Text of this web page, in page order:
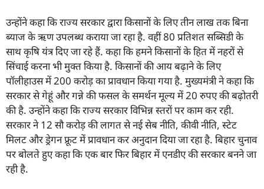
उन्होंने कहा कि राज्य सरकार द्वारा किसानों के लिए तीन लाख तक बिना
ब्याज के ऋण उपलब्ध कराया जा रहा है. वहीं 80 प्रतिशत सब्सिडी के
साथ कृषि यंत्र दिए जा रहे हैं. कहा कि हमने किसानों के हित में नहरों से
सिंचाई करना भी मुक्त किया है. किसानों की आय बढ़ाने के लिए
पॉलीहाउस में 200 करोड़ का प्रावधान किया गया है. मुख्यमंत्री ने कहा कि
सरकार से गेहूं और गन्ने की फसल के समर्थन मूल्य में 20 रुपए की बढ़ोतरी
की है. उन्होंने कहा कि राज्य सरकार विभिन्न स्तरों पर काम कर रही.
सरकार ने 12 सौ करोड़ की लागत से नई सेब नीति, कीवी नीति, स्टेट
मिलट और ड्रेगन फ्रूट में प्रावधान कर अनुदान दिया जा रहा है. बिहार चुनाव
पर बोलते हुए कहा कि एक बार फिर बिहार में एनडीए की सरकार बनने जा
रही है.